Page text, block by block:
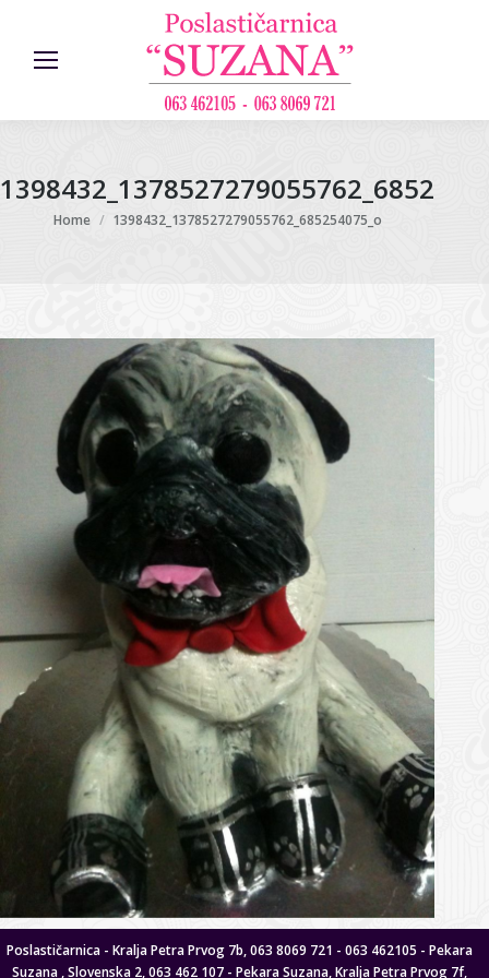
You are here:
Home 1398432_1378527279055762_685254075_o
Poslastičarnica - Kralja Petra Prvog 7b, 063 8069 721 - 063 462105 - Pekara
Suzana , Slovenska 2, 063 462 107 - Pekara Suzana, Kralja Petra Prvog 7f,